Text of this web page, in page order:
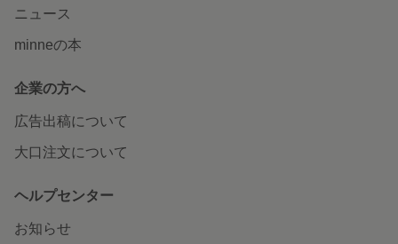
ニュース
minneの本
企業の方へ
広告出稿について
大口注文について
ヘルプセンター
お知らせ